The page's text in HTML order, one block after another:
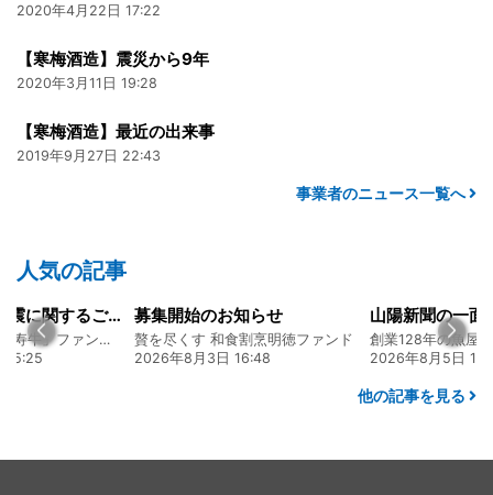
2020年4月22日 17:22
【寒梅酒造】震災から9年
2020年3月11日 19:28
【寒梅酒造】最近の出来事
2019年9月27日 22:43
事業者のニュース一覧へ
人気の記事
令和8年熊本地震に関するご報告
熊本 あか牛「延寿牛」ファンド2026
15:25
募集開始のお知らせ
贅を尽くす 和食割烹明徳ファンド
2026年8月3日 16:48
2026年8月5日
他の記事を見る